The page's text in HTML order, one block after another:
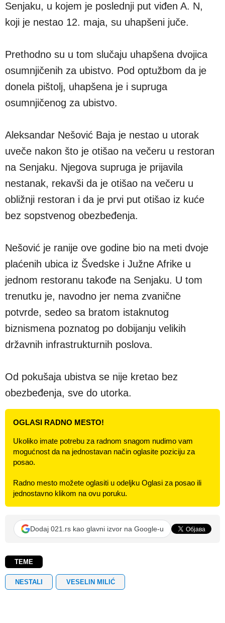
Senjaku, u kojem je poslednji put viđen A. N,
koji je nestao 12. maja, su uhapšeni juče.
Prethodno su u tom slučaju uhapšena dvojica
osumnjičenih za ubistvo. Pod optužbom da je
donela pištolj, uhapšena je i supruga
osumnjičenog za ubistvo.
Aleksandar Nešović Baja je nestao u utorak
uveče nakon što je otišao na večeru u restoran
na Senjaku. Njegova supruga je prijavila
nestanak, rekavši da je otišao na večeru u
obližnji restoran i da je prvi put otišao iz kuće
bez sopstvenog obezbeđenja.
Nešović je ranije ove godine bio na meti dvoje
plaćenih ubica iz Švedske i Južne Afrike u
jednom restoranu takođe na Senjaku. U tom
trenutku je, navodno jer nema zvanične
potvrde, sedeo sa bratom istaknutog
biznismena poznatog po dobijanju velikih
državnih infrastrukturnih poslova.
Od pokušaja ubistva se nije kretao bez
obezbeđenja, sve do utorka.
OGLASI RADNO MESTO!
Ukoliko imate potrebu za radnom snagom nudimo vam
mogućnost da na jednostavan način oglasite poziciju za
posao.
Radno mesto možete oglasiti u odeljku Oglasi za posao ili
jednostavno klikom na ovu poruku.
Dodaj 021.rs kao glavni izvor na Google-u
TEME
NESTALI VESELIN MILIĆ